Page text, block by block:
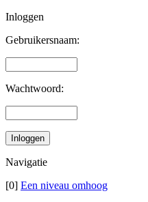
Inloggen
Gebruikersnaam:
Wachtwoord:
Navigatie
[0] Een niveau omhoog